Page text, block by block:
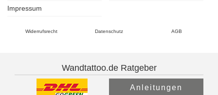
Impressum
Widerrufsrecht Datenschutz AGB
Wandtattoo.de Ratgeber
Anleitungen